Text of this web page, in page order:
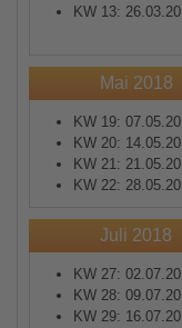
KW 13:
Mai 2018
KW 19:
KW 20:
KW 21:
KW 22:
Juli 2018
KW 27:
KW 28:
KW 29: